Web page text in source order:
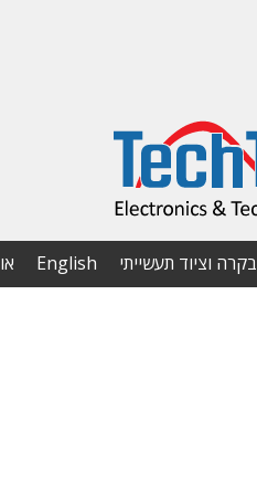
בקרה וציוד תעשייתי English